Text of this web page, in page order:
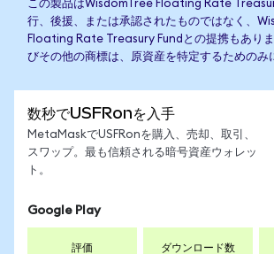
この製品はWisdomTree Floating Rate
行、後援、または承認されたものではなく、
Floating Rate Treasury Fundとの提携もあり
びその他の商標は、原資産を特定するためのみ
数秒でUSFRonを入手
MetaMaskでUSFRonを購入、売却、取引、
スワップ。最も信頼される暗号資産ウォレッ
ト。
Google Play
評価 ダウンロード数